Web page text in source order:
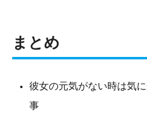
まとめ
彼女の元気がない時は気
事